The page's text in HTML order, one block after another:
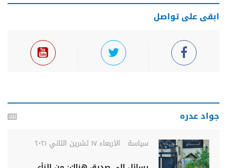
ابقى على تواصل
جواد عدره
سياسة
الأربعاء ١٧ تشرين الثاني ٢٠٢١